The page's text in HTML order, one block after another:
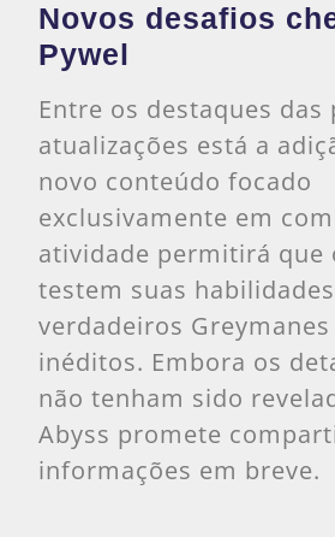
Novos desafios
Pywel
Entre os destaques das
atualizações está a
novo conteúdo focado
exclusivamente em
atividade permitirá que
testem suas
verdadeiros
inéditos. Embora os
não tenham sido
Abyss promete
informações em breve.